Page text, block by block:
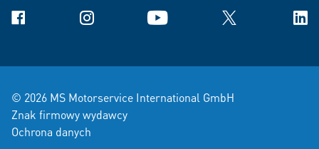
Facebook Instagram YouTube X
© 2026 MS Motorservice International GmbH
Znak firmowy wydawcy
Ochrona danych